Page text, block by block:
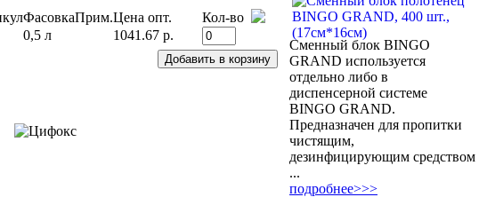
ФасовкаПрим.Цена опт.
Кол-во
0,5 л 1041.67 р.
Сменный блок BINGO
GRAND используется
отдельно либо в
диспенсерной системе
BINGO GRAND.
Предназначен для пропитки
чистящим,
дезинфицирующим средством
...
подробнее>>>